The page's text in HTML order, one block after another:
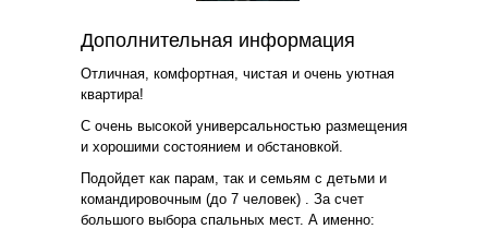
Дополнительная информация
Отличная, комфортная, чистая и очень уютная
квартира!
С очень высокой универсальностью размещения
и хорошими состоянием и обстановкой.
Подойдет как парам, так и семьям с детьми и
командировочным (до 7 человек) . За счет
большого выбора спальных мест. А именно: